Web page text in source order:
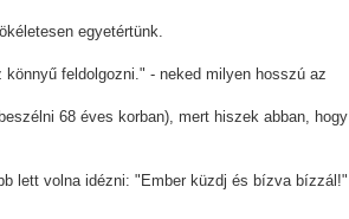
egyetértünk.
feldolgozni." - neked milyen hosszú az
68 éves korban), mert hiszek abban, hogy
lett volna idézni: "Ember küzdj és bízva bízzál!"